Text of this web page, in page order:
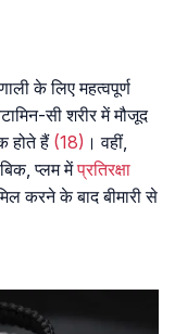
के लिए महत्वपूर्ण
सी शरीर में मौजूद
होते हैं (18) । वहीं,
प्लम मेंप्रतिरक्षा
करने के बाद बीमारी से